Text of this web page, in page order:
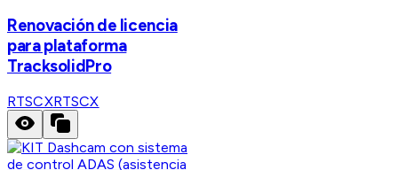
Renovación de licencia
para plataforma
TracksolidPro
RTSCXRTSCX